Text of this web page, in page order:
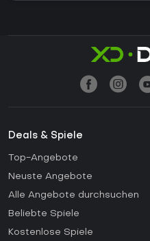
Deals & Spiele
Top-Angebote
Neuste Angebote
Alle Angebote durchsuchen
Beliebte Spiele
Kostenlose Spiele